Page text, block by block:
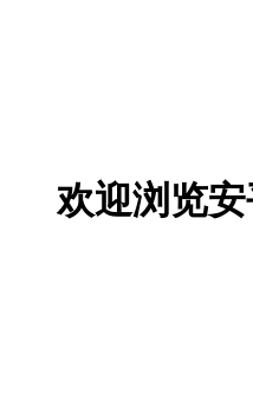
欢迎浏览